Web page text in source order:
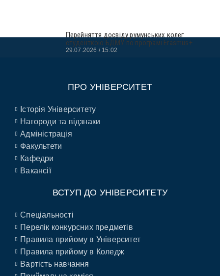
Перейняття досвіду румунських колег
студенткою БДМУ по програмі Erasmus+
29.07.2026 15:02
ПРО УНІВЕРСИТЕТ
Історія Університету
Нагороди та відзнаки
Адміністрація
Факультети
Кафедри
Вакансії
ВСТУП ДО УНІВЕРСИТЕТУ
Спеціальності
Перелік конкурсних предметів
Правила прийому в Університет
Правила прийому в Коледж
Вартість навчання